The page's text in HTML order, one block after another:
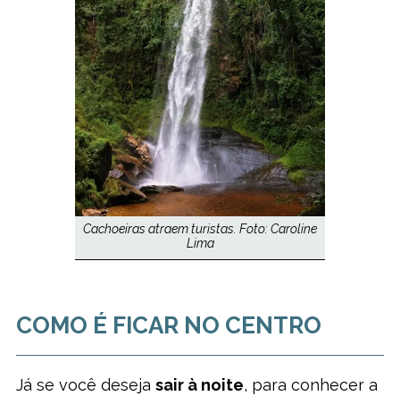
Cachoeiras atraem turistas. Foto: Caroline
Lima
COMO É FICAR NO CENTRO
Já se você deseja sair à noite, para conhecer a